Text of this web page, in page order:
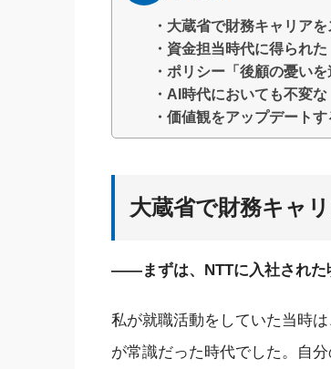
・大蔵省で財務キャリアを
・資金担当時代に得られ
・ポリシー「後顧の憂い
・AI時代においても不変
・価値観をアップデート
大蔵省で財務キャ
――まずは、NTTに入社された
私が就職活動をしていた当時
が常識だった時代でした。自